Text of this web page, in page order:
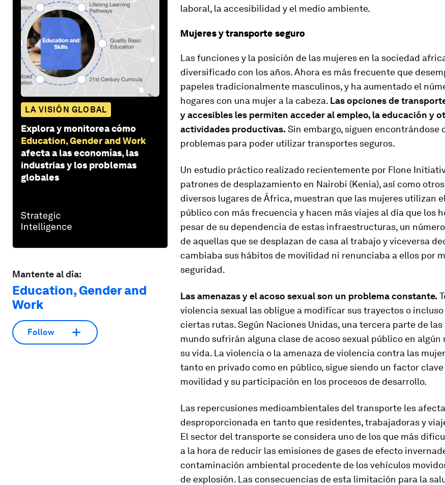
LA VISIÓN GLOBAL
Explora y monitorea cómo
Education, Gender and Work
afecta a las economías, las
industrias y los problemas
globales
Mantente al día:
Education, Gender and
Work
Follow
laboral, la accesibilidad y el medio ambiente.
Mujeres y transporte seguro
Las funciones y la posición de las mujeres en la sociedad
diversificado con los años. Ahora es más frecuente que
papeles tradicionalmente masculinos, y ha aumentado el
hogares con una mujer a la cabeza. Las opciones de
y accesibles les permiten acceder al empleo, la educación y
actividades productivas. Sin embargo, siguen encontrándose
problemas para poder utilizar transportes seguros.
Un estudio práctico realizado recientemente por Flone
patrones de desplazamiento en Nairobi (Kenia), así como
diversos lugares de África, muestran que las mujeres utilizan
público con más frecuencia y hacen más viajes al día que los
pesar de su dependencia de estas infraestructuras, un
de aquellas que se desplazan de casa al trabajo y viceversa
cambiaba sus hábitos de movilidad ni renunciaba a ellos por
seguridad.
Las amenazas y el acoso sexual son un problema constante.
violencia sexual las obligue a modificar sus trayectos o
ciertas rutas. Según Naciones Unidas, una tercera parte de
mundo sufrirán alguna clase de acoso sexual público en algún
su vida. La violencia o la amenaza de violencia contra las
tanto en privado como en público, sigue siendo un factor
movilidad y su participación en los procesos de desarrollo.
Las repercusiones medioambientales del transporte les
desproporcionada en tanto que residentes, trabajadoras y
El sector del transporte se considera uno de los que más
a la hora de reducir las emisiones de gases de efecto
contaminación ambiental procedente de los vehículos
de explosión. Las consecuencias de esta limitación para la